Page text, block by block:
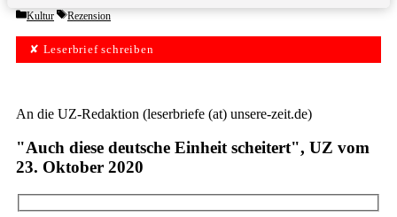
Categories
Kultur Tags
Rezension
✘ Leserbrief schreiben
An die UZ-Redaktion (leserbriefe (at) unsere-zeit.de)
"Auch diese deutsche Einheit scheitert", UZ vom
23. Oktober 2020